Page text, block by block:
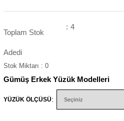
Toplam Stok
Adedi
: 4
Stok Miktarı : 0
Gümüş Erkek Yüzük Modelleri
YÜZÜK ÖLÇÜSÜ: